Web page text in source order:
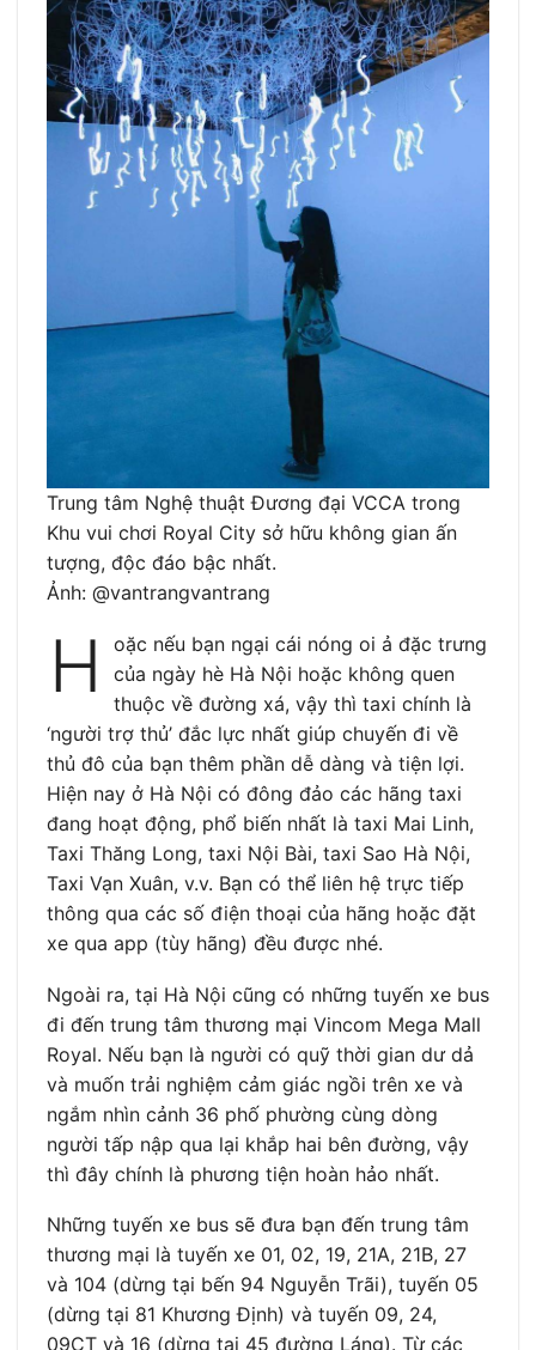
Trung tâm Nghệ thuật Đương đại VCCA trong
Khu vui chơi Royal City sở hữu không gian ấn
tượng, độc đáo bậc nhất.
Ảnh: @vantrangvantrang
H
oặc nếu bạn ngại cái nóng oi ả đặc trưng
của ngày hè Hà Nội hoặc không quen
thuộc về đường xá, vậy thì taxi chính là
‘người trợ thủ’ đắc lực nhất giúp chuyến đi về
thủ đô của bạn thêm phần dễ dàng và tiện lợi.
Hiện nay ở Hà Nội có đông đảo các hãng taxi
đang hoạt động, phổ biến nhất là taxi Mai Linh,
Taxi Thăng Long, taxi Nội Bài, taxi Sao Hà Nội,
Taxi Vạn Xuân, v.v. Bạn có thể liên hệ trực tiếp
thông qua các số điện thoại của hãng hoặc đặt
xe qua app (tùy hãng) đều được nhé.
Ngoài ra, tại Hà Nội cũng có những tuyến xe bus
đi đến trung tâm thương mại Vincom Mega Mall
Royal. Nếu bạn là người có quỹ thời gian dư dả
và muốn trải nghiệm cảm giác ngồi trên xe và
ngắm nhìn cảnh 36 phố phường cùng dòng
người tấp nập qua lại khắp hai bên đường, vậy
thì đây chính là phương tiện hoàn hảo nhất.
Những tuyến xe bus sẽ đưa bạn đến trung tâm
thương mại là tuyến xe 01, 02, 19, 21A, 21B, 27
và 104 (dừng tại bến 94 Nguyễn Trãi), tuyến 05
(dừng tại 81 Khương Định) và tuyến 09, 24,
09CT và 16 (dừng tại 45 đường Láng). Từ các